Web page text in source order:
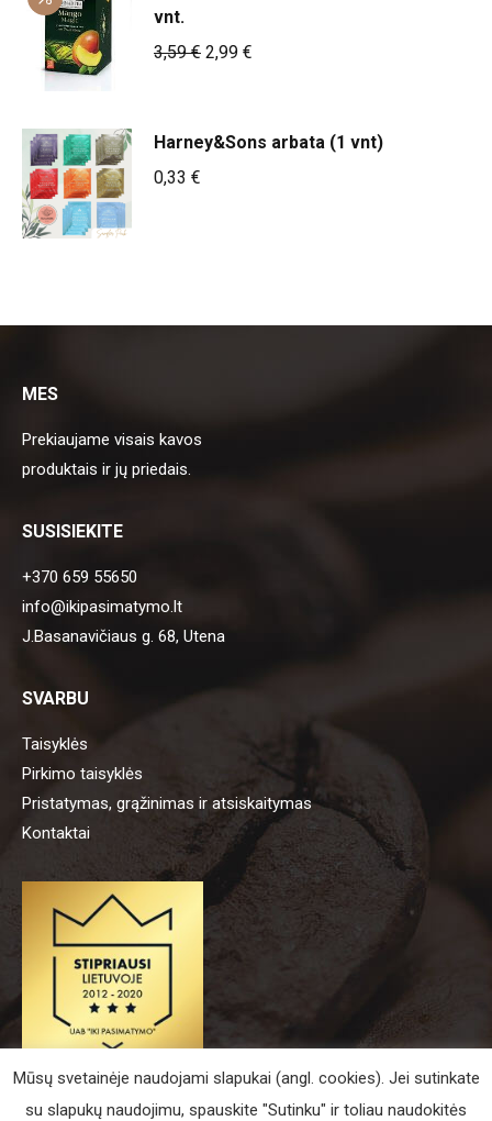
vnt.
3,59€ Original
3,59 €.
2,99 €
2,99 €.
Harney&Sons arbata (1 vnt)
0,33 €
MES
Prekiaujame visais kavos
produktais ir jų priedais.
SUSISIEKITE
+370 659 55650
info@ikipasimatymo.lt
J.Basanavičiaus g. 68, Utena
SVARBU
Taisyklės
Pirkimo taisyklės
Pristatymas, grąžinimas ir atsiskaitymas
Kontaktai
Mūsų svetainėje naudojami slapukai (angl. cookies). Jei sutinkate
su slapukų naudojimu, spauskite "Sutinku" ir toliau naudokitės